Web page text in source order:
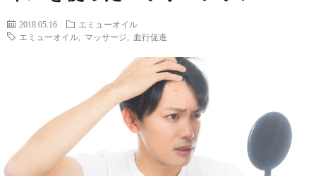
2018.05.16
エミューオイル
エミューオイル
マッサージ 血行促進